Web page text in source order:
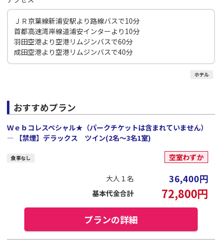
ＪＲ京葉線新浦安駅より路線バスで10分
首都高速湾岸線道浦安インターより10分
羽田空港より空港リムジンバスで60分
成田空港より空港リムジンバスで40分
ホテル
おすすめプラン
Ｗｅｂコレスペシャル★（パークチケットは含まれていません）
― 【禁煙】デラックス ツイン(2名～3名1室)
食事なし 空室わずか
大人１名 36,400円
基本代金合計 72,800円
プランの詳細